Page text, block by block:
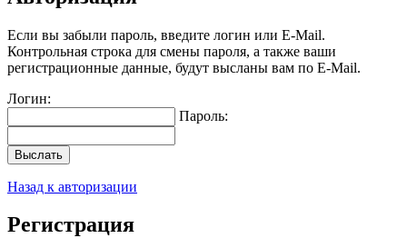
Если вы забыли пароль, введите логин или E-Mail.
Контрольная строка для смены пароля, а также ваши
регистрационные данные, будут высланы вам по E-Mail.
Логин:
Пароль:
Выслать
Назад к авторизации
Регистрация